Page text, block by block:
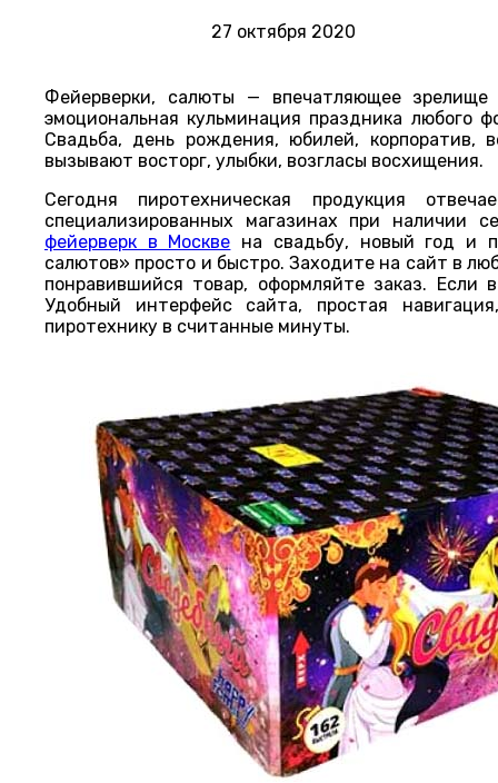
27 октября 2020
Фейерверки, салюты — впечатляющее
эмоциональная кульминация праздника
Свадьба, день рождения, юбилей, корпоратив,
вызывают восторг, улыбки, возгласы восхищения.
Сегодня пиротехническая продукция
специализированных магазинах при наличии
фейерверк в Москве на свадьбу, новый год и
салютов» просто и быстро. Заходите на сайт в
понравившийся товар, оформляйте заказ. Если
Удобный интерфейс сайта, простая
пиротехнику в считанные минуты.